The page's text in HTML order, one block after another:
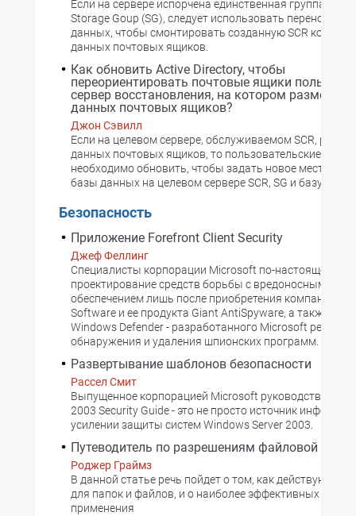
Если на сервере испорчена единственная группа
Storage Goup (SG), следует использовать
данных, чтобы смонтировать созданную SCR копию
данных почтовых ящиков.
Как обновить Active Directory, чтобы
переориентировать почтовые ящики
сервер восстановления, на котором
данных почтовых ящиков?
Джон Сэвилл
Если на целевом сервере, обслуживаемом SCR,
данных почтовых ящиков, то пользовательские
необходимо обновить, чтобы задать новое
базы данных на целевом сервере SCR, SG и базу
Безопасность
Приложение Forefront Client Security
Джеф Феллинг
Специалисты корпорации Microsoft по-настоящему
проектирование средств борьбы с вредоносным
обеспечением лишь после приобретения компании
Software и ее продукта Giant AntiSpyware, а также
Windows Defender - разработанного Microsoft
обнаружения и удаления шпионских программ.
Развертывание шаблонов безопасности
Рассел Смит
Выпущенное корпорацией Microsoft руководство
2003 Security Guide - это не просто источник
усилении защиты систем Windows Server 2003.
Путеводитель по разрешениям файловой
Роджер Граймз
В данной статье речь пойдет о том, как действуют
для папок и файлов, и о наиболее эффективных
применения